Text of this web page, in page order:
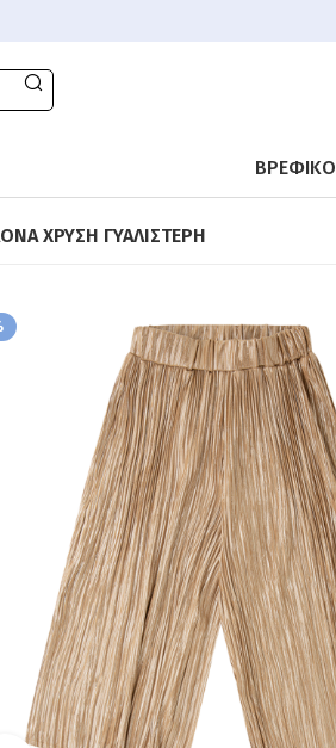
ΒΡΕΦΙΚΟ
ΧΡΥΣΗ ΓΥΑΛΙΣΤΕΡΗ